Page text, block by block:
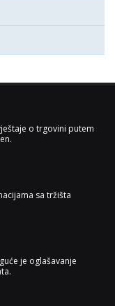
o trgovini putem
sa tržišta
je oglašavanje